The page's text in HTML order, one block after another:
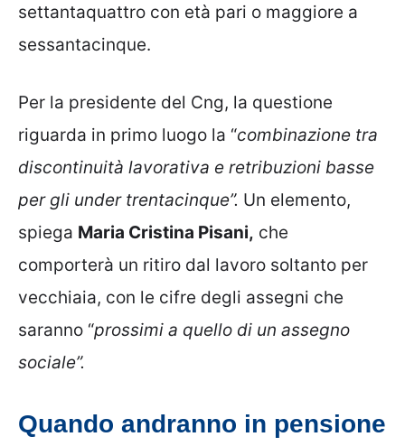
settantaquattro con età pari o maggiore a
sessantacinque.
Per la presidente del Cng, la questione
riguarda in primo luogo la “combinazione tra
discontinuità lavorativa e retribuzioni basse
per gli under trentacinque”. Un elemento,
spiega Maria Cristina Pisani, che
comporterà un ritiro dal lavoro soltanto per
vecchiaia, con le cifre degli assegni che
saranno “prossimi a quello di un assegno
sociale”.
Quando andranno in pensione